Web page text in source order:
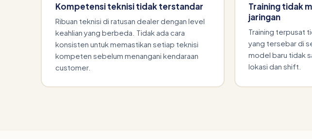
Kompetensi teknisi tidak terstandar
Ribuan teknisi di ratusan dealer dengan level
keahlian yang berbeda. Tidak ada cara
konsisten untuk memastikan setiap teknisi
kompeten sebelum menangani kendaraan
customer.
Training tidak
jaringan
Training terpusat
yang tersebar di
model baru tidak
lokasi dan shift.